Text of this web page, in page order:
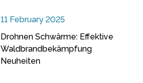
11 February 2025
Drohnen Schwärme: Effektive
Waldbrandbekämpfung
Neuheiten